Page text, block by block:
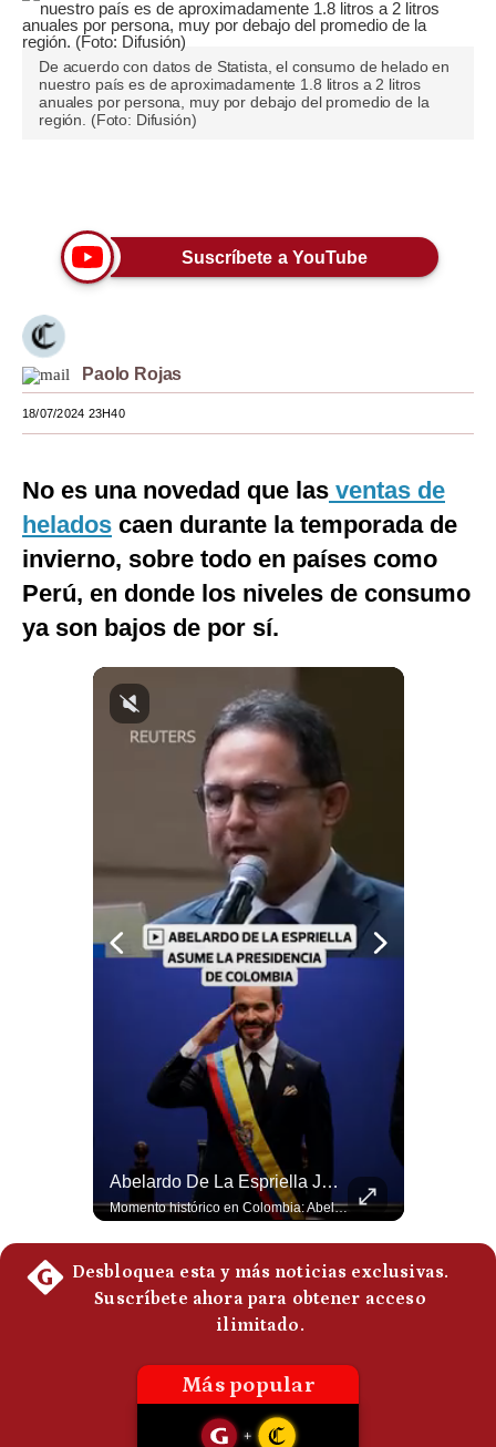
Pregunta de hoy
Blogs
Tendencias
Moda
Estilos
Mundo
EEUU
México
Internacional
Tecnología
Club del Suscriptor
Mix
Notas Contratadas
Fotogalerías
Privacidad
Cookies
Preguntas
De acuerdo con datos de Statista, el consumo de helado en
nuestro país es de aproximadamente 1.8 litros a 2 litros
anuales por persona, muy por debajo del promedio de la
región. (Foto: Difusión)
Suscríbete a YouTube
Paolo Rojas
18/07/2024 23H40
No es una novedad que las ventas de
helados caen durante la temporada de
invierno, sobre todo en países como
Perú, en donde los niveles de consumo
ya son bajos de por sí.
Abelardo De La Espriella Juramenta Como Nuevo Presidente | Gestión Mundo
Momento histórico en Colombia: Abelardo de la Espriella prestó juramento y recibió la banda presidencial en la Arena USC de Cali, convirtiéndose oficialmente en el nuevo Presidente de la República para el periodo 2026-2030. Por primera vez en la historia reciente del país, la investidura presidencial se celebró fuera de Bogotá. ¿Qué opinas del inicio de este nuevo mandato constitucional? #DeLaEspriella #Colombia #PosesionPresidencial #Cali #Shorts 👉 Suscríbete y activa la campana para no perderte nuestro análisis diario. 🌎 Síguenos en nuestras redes sociales: 📌 Web oficial: https://gestion.pe/mundo/ 📌 LinkedIn: http://bit.ly/3HYIET0 📌 X (Twitter): http://bit.ly/4noZtX9 📌 TikTok: http://bit.ly/4evB6TO